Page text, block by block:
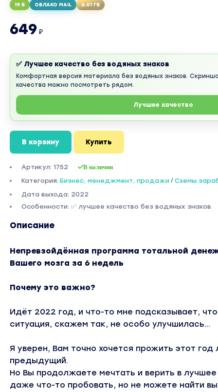
19 Б ОБЛАКО MAIL 6.01 ГБ
649 ₽
✅ Лучшее качество без водяных знаков
Комфортная версия материала без водяных знаков.
качества можно посмотреть рядом.
Лучшее качество
В корзину Купить
Артикул: 1752 В наличии
Категория: Бизнес, менеджмент, продажи / Схемы
Дата выхода: 2022
Особенности: ✅ лучшее качество без водяных знаков
Описание
Непревзойдённая программа тотальной
Вашего мозга за 6 недель
Почему это важно?
Идёт 2022 год, и что-то мне подсказывает,
ситуация, скажем так, не особо улучшилась...
Я уверен, Вам точно хочется прожить этот год
предыдущий.
Но Вы продолжаете мечтать и верить в
даже что-то пробовать, но не можете найти